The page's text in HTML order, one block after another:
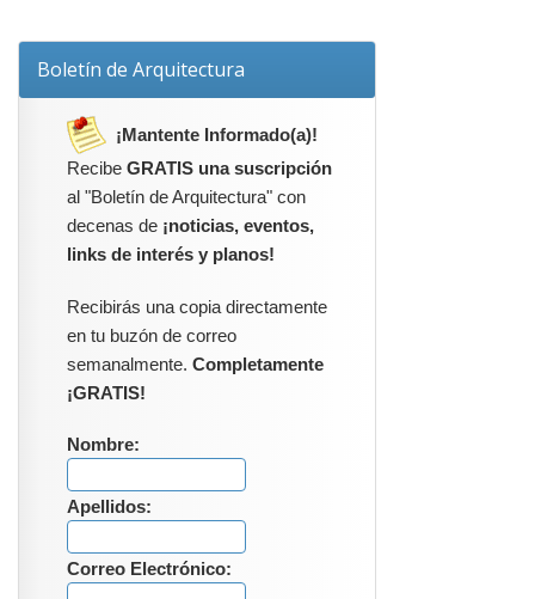
Boletín de Arquitectura
¡Mantente Informado(a)!
Recibe GRATIS una suscripción
al "Boletín de Arquitectura" con
decenas de ¡noticias, eventos,
links de interés y planos!
Recibirás una copia directamente
en tu buzón de correo
semanalmente. Completamente
¡GRATIS!
Nombre:
Apellidos:
Correo Electrónico: